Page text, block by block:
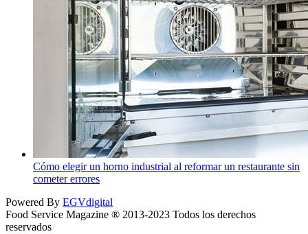
Cómo elegir un horno industrial al reformar un restaurante sin
cometer errores
Powered By EGVdigital
Food Service Magazine ® 2013-2023 Todos los derechos
reservados